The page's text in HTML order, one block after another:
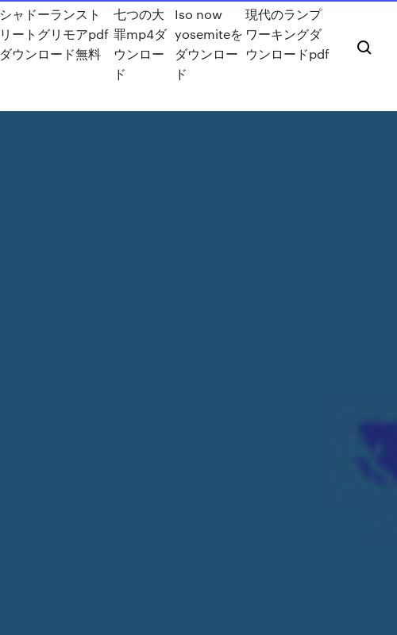
シャドーランスト
リートグリモアpdf
ダウンロード無料
七つの大
罪mp4ダ
ウンロー
ド
Iso now
yosemiteを
ダウンロー
ド
現代のランプ
ワーキングダ
ウンロードpdf